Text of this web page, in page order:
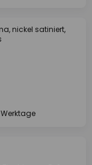
nickel satiniert,
Werktage